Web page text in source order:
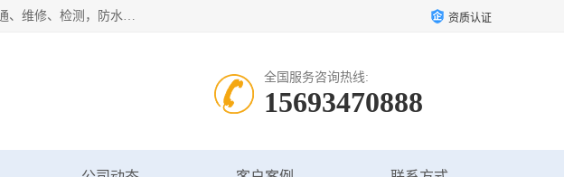
甘肃科探管道工程有限公司成立于2019年，注册地位于甘肃省兰州市。经营范围包括管道安装、清洗、疏通、维修、检测，防水工程，工程钻孔，化粪池清理，暖气安装，给排水管道安装维修，室内外管道如消防、供水、供热管道漏水检测定位，室内外防水堵漏等。 资质认证
全国服务咨询热线:
15693470888